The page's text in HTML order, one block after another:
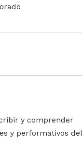
y comprender
y performativos del